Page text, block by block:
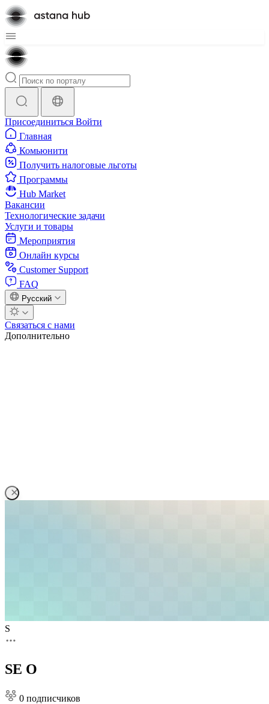
Присоединиться Войти
Главная
Комьюнити
Получить налоговые льготы
Программы
Hub Market
Вакансии
Технологические задачи
Услуги и товары
Мероприятия
Онлайн курсы
Customer Support
FAQ
Русский
Связаться с нами
Дополнительно
S
SE O
0 подписчиков